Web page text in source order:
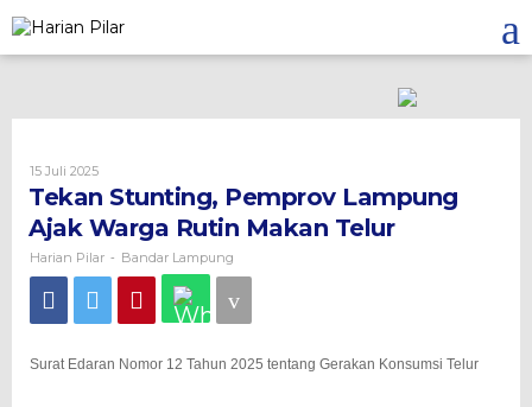
to
content
15 Juli 2025Oleh
Harian
Pilar
Tekan Stunting, Pemprov Lampung
Ajak Warga Rutin Makan Telur
Harian Pilar - Bandar Lampung
Surat Edaran Nomor 12 Tahun 2025 tentang Gerakan Konsumsi Telur